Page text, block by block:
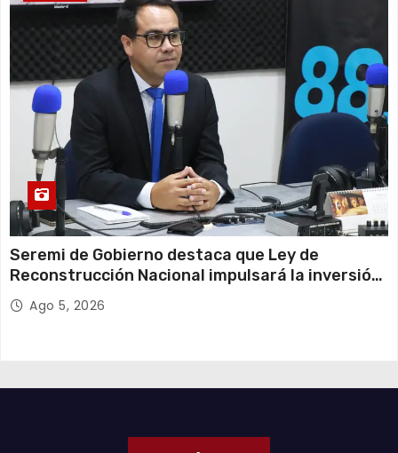
Seremi de Gobierno destaca que Ley de
Reconstrucción Nacional impulsará la inversión
y el empleo en Tarapacá
Ago 5, 2026